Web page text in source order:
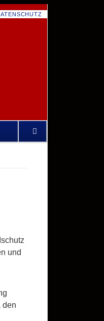
und
den